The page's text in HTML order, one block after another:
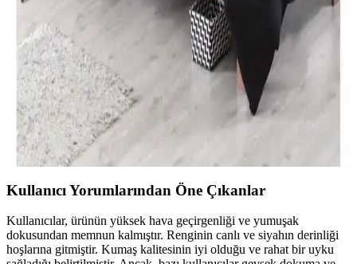
Özdilek'in çeşitli tasarımlarıyla, konfor ve şıklığı bir arada sunan tek
kişilik nevresim takımları, kaliteli kumaşlar ve uygun fiyat
seçenekleriyle odanızı yenilemenize yardımcı olur.
Modern Yatak Odası Dekorasyonunda Siyah Tek
Kişilik Nevresim Takımı Seçenekleri ve İpuçları
Modern yatak odalarında siyah tek kişilik nevresim takımları, şıklık
ve fonksiyonelliği bir arada sunar. Kaliteli malzeme ve doğru bakım
ile uzun ömür sağlar, dekorasyona şıklık katar.
Kullanıcı Yorumlarından Öne Çıkanlar
Kullanıcılar, ürünün yüksek hava geçirgenliği ve yumuşak
dokusundan memnun kalmıştır. Renginin canlı ve siyahın derinliği
hoşlarına gitmiştir. Kumaş kalitesinin iyi olduğu ve rahat bir uyku